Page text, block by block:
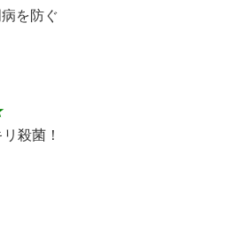
を防ぐ
殺菌！